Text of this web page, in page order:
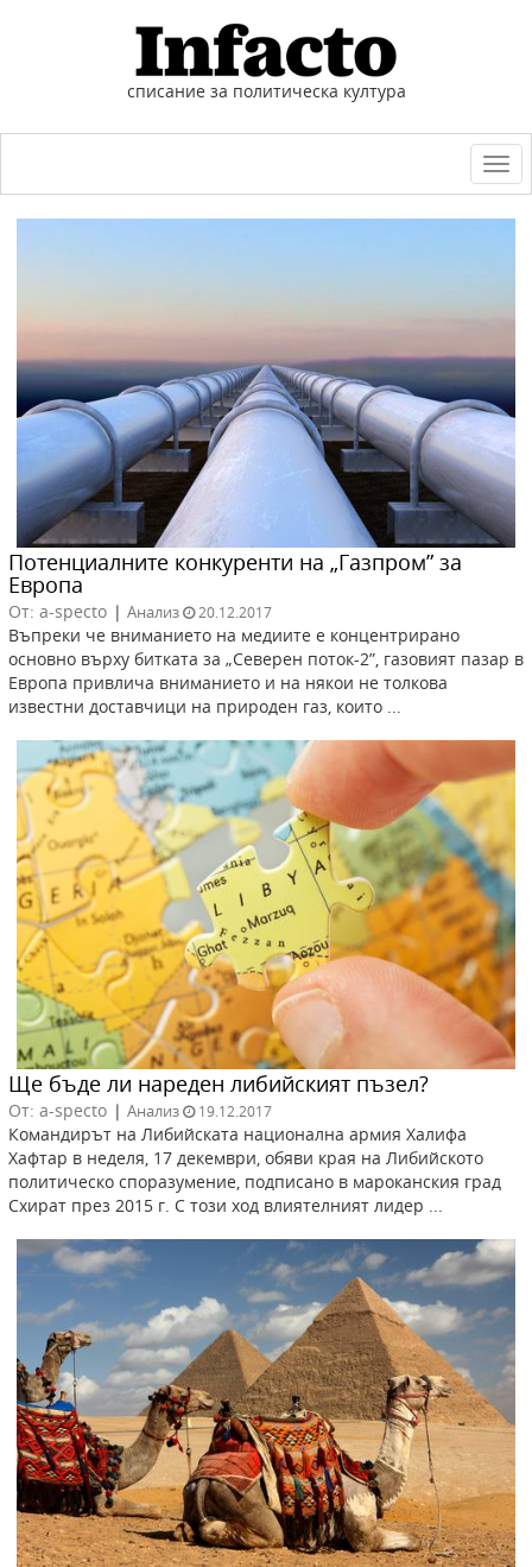
списание за политическа култура
Потенциалните конкуренти на „Газпром” за
Европа
От: a-specto | Анализ 20.12.2017
Въпреки че вниманието на медиите e концентрирано
основно върху битката за „Северен поток-2”, газовият пазар в
Европа привлича вниманието и на някои не толкова
известни доставчици на природен газ, които ...
Ще бъде ли нареден либийският пъзел?
От: a-specto | Анализ 19.12.2017
Командирът на Либийската национална армия Халифа
Хафтар в неделя, 17 декември, обяви края на Либийското
политическо споразумение, подписано в мароканския град
Схират през 2015 г. С този ход влиятелният лидер ...